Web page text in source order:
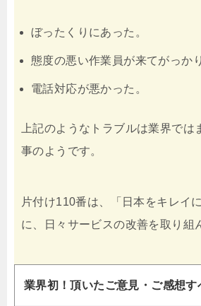
ぼったくりにあった。
態度の悪い作業員が来てがっか
電話対応が悪かった。
上記のようなトラブルは業界では
事のようです。
片付け110番は、「日本をキレイ
に、日々サービスの改善を取り組
業界初！頂いたご意見・ご感想す